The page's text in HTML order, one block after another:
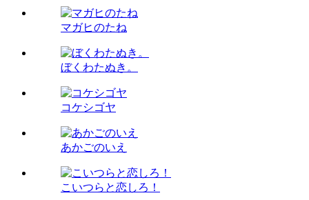
マガヒのたね
ぼくわたぬき。
コケシゴヤ
あかごのいえ
こいつらと恋しろ！